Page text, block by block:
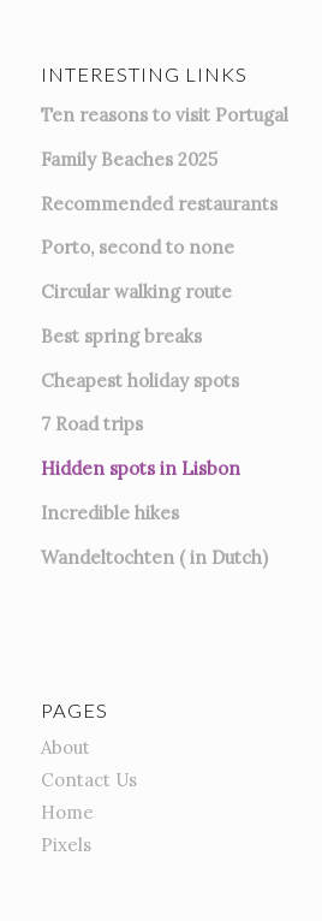
INTERESTING LINKS
Ten reasons to visit Portugal
Family Beaches 2025
Recommended restaurants
Porto, second to none
Circular walking route
Best spring breaks
Cheapest holiday spots
7 Road trips
Hidden spots in Lisbon
Incredible hikes
Wandeltochten ( in Dutch)
PAGES
About
Contact Us
Home
Pixels